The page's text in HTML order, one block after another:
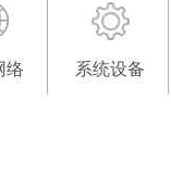
络
系统设备